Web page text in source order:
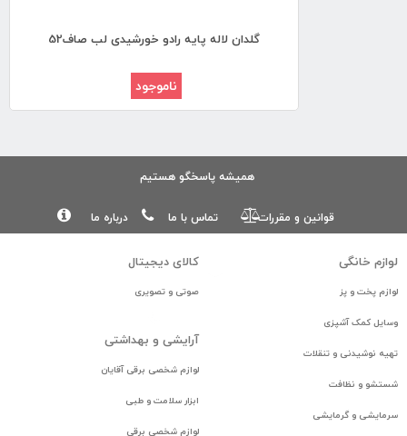
گلدان لاله پایه رادو خورشیدی لب صاف52
ناموجود
همیشه پاسخگو هستیم
درباره ما تماس با ما قوانین و مقررات
لوازم خانگی
لوازم پخت و پز
وسایل کمک آشپزی
تهیه نوشیدنی و تنقلات
شستشو و نظافت
سرمایشی و گرمایشی
كالای ديجيتال
صوتی و تصویری
آرایشی و بهداشتی
لوازم شخصی برقی آقایان
ابزار سلامت و طبی
لوازم شخصی برقی